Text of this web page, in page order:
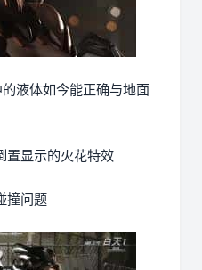
液体如今能正确与地面
置显示的火花特效
撞问题